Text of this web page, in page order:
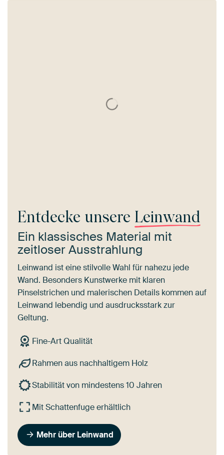
Entdecke unsere Leinwand
Ein klassisches Material mit
zeitloser Ausstrahlung
Leinwand ist eine stilvolle Wahl für nahezu jede
Wand. Besonders Kunstwerke mit klaren
Pinselstrichen und malerischen Details kommen auf
Leinwand lebendig und ausdrucksstark zur
Geltung.
Fine-Art Qualität
Rahmen aus nachhaltigem Holz
Stabilität von mindestens 10 Jahren
Mit Schattenfuge erhältlich
Mehr über Leinwand